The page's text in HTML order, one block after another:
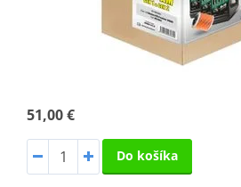
51,00 €
Do košíka